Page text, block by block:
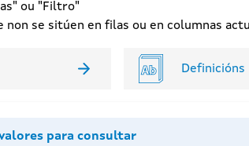
ou "Filtro"
non se sitúen en filas ou en columnas
Definicións
para consultar